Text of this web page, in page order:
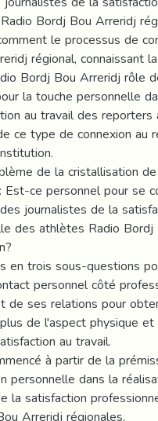
Bordj Bou Arreridj
le processus de
régional, connaissant
Bordj Bou Arreridj rôle
la touche personnelle
au travail des
ce type de connexion au
de la cristallisation
ce personnel pour se
journalistes de la
des athlètes Radio
en trois sous-questions
personnel côté
de ses relations pour
de l'aspect physique
au travail.
à partir de la
personnelle dans la
la satisfaction